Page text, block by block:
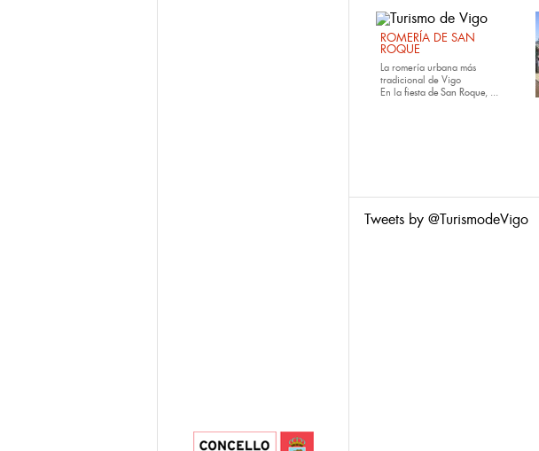
ROMERÍA DE SAN
ROQUE
La romería urbana más
tradicional de Vigo
En la fiesta de San Roque, ...
Tweets by @TurismodeVigo